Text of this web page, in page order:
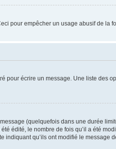
pour empêcher un usage abusif de la
pour écrire un message. Une liste des
(quelquefois dans une durée
édité, le nombre de fois qu’il a été
qu’ils ont modifié le message